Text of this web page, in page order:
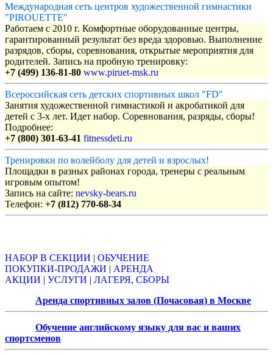
Международная сеть центров художественной гимнастики
"PIROUETTE"
Работаем с 2010 г. Комфортные оборудованные центры,
гарантированный результат без вреда здоровью. Выполнение
разрядов, сборы, соревнования, открытые мероприятия для
родителей. Запись на пробную тренировку:
+7 (499) 136-81-80 www.piruet-msk.ru
Всероссийская сеть детских спортивных школ "FD"
Занятия художественной гимнастикой и акробатикой для
детей с 3-х лет. Идет набор. Соревнования, разряды, сборы!
Подробнее:
+7 (800) 301-63-41 fitnessdeti.ru
Тренировки по волейболу для детей и взрослых!
Площадки в разных районах города, тренеры с реальным
игровым опытом!
Запись на сайте: nevsky-bears.ru
Телефон: +7 (812) 770-68-34
НАБОР В СЕКЦИИ | ОБУЧЕНИЕ
ПОКУПКИ-ПРОДАЖИ | АРЕНДА
АКЦИИ | УСЛУГИ | ЛАГЕРЯ, СБОРЫ
Аренда спортивных залов (Почасовая) в Москве
Обучение английскому языку для вас и ваших
спортсменов